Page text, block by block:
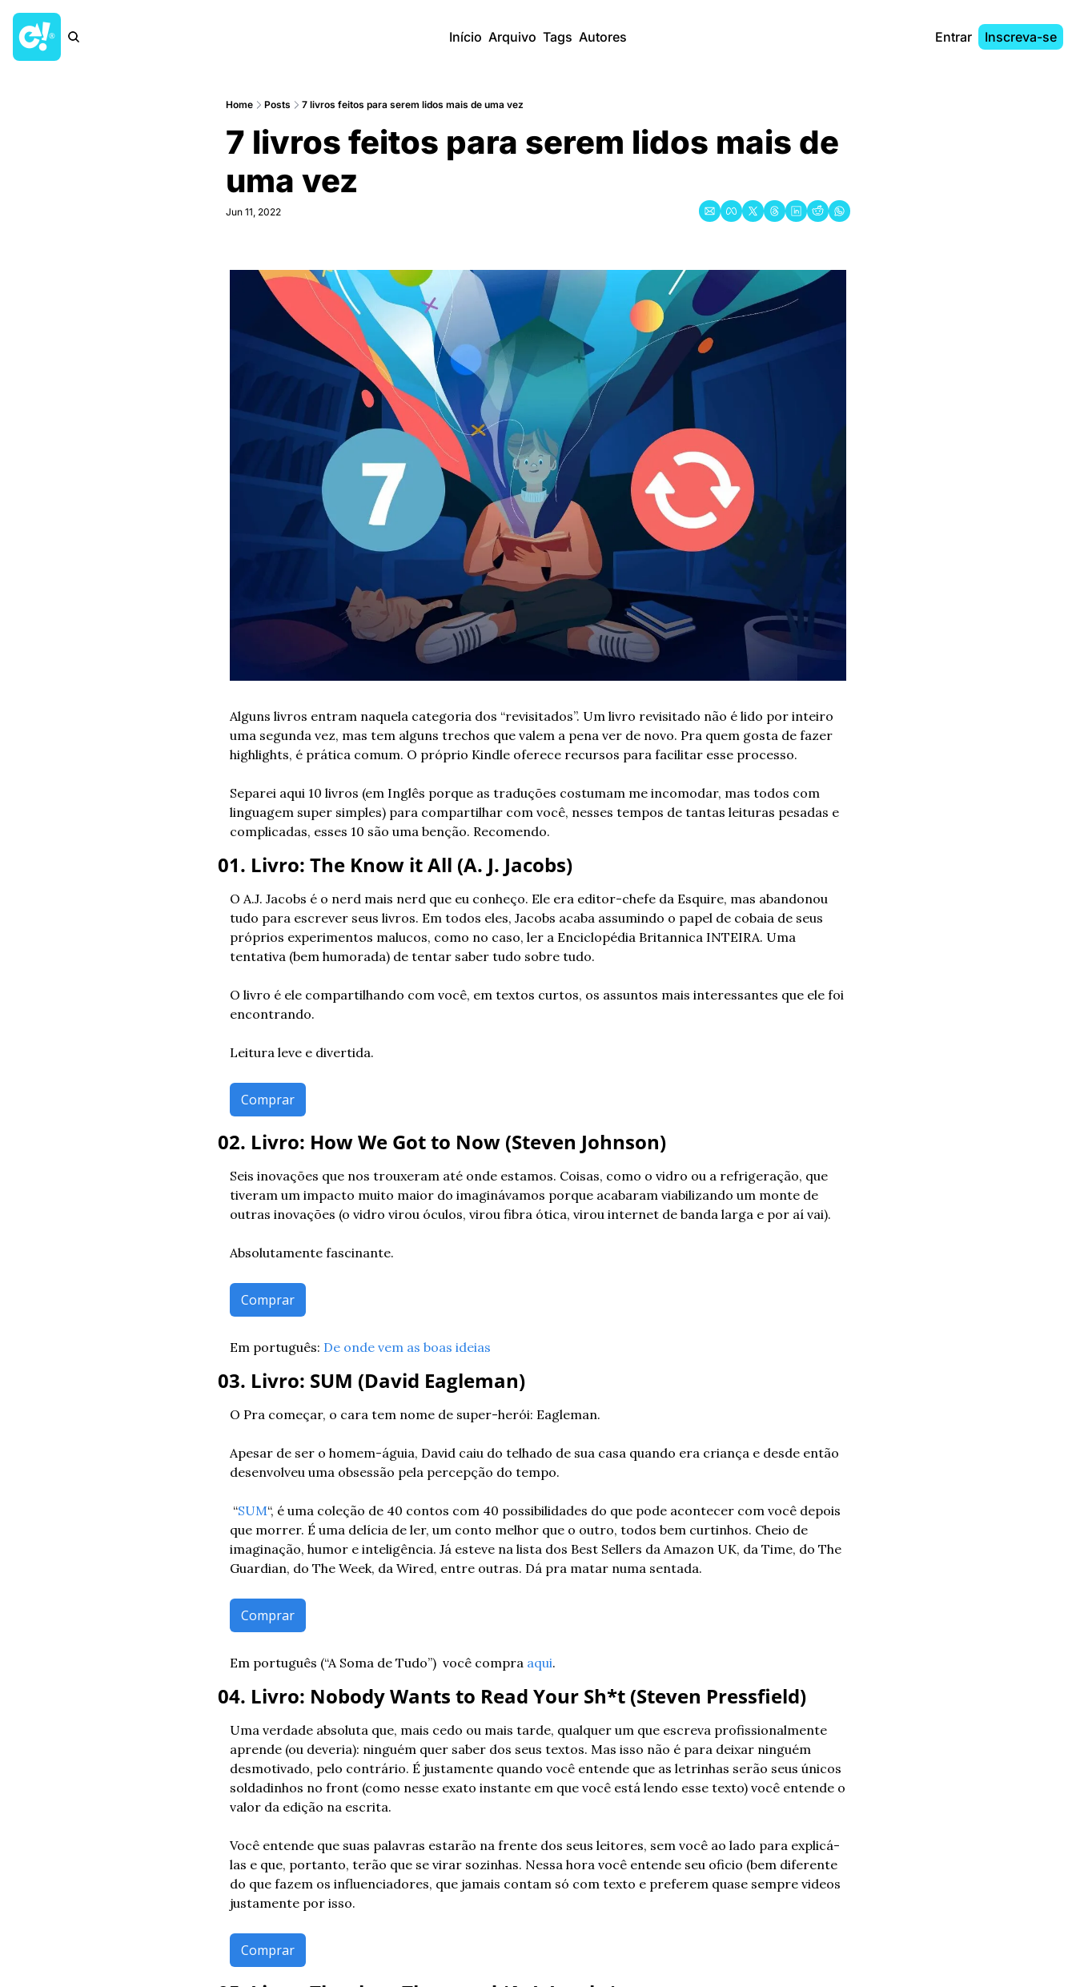
Início Arquivo Tags Autores Entrar Inscreva-se
Home Posts 7 livros feitos para serem lidos mais de uma vez
7 livros feitos para serem lidos mais de
uma vez
Jun 11, 2022
Alguns livros entram naquela categoria dos “revisitados”. Um livro revisitado não é lido por inteiro
uma segunda vez, mas tem alguns trechos que valem a pena ver de novo. Pra quem gosta de fazer
highlights, é prática comum. O próprio Kindle oferece recursos para facilitar esse processo.
Separei aqui 10 livros (em Inglês porque as traduções costumam me incomodar, mas todos com
linguagem super simples) para compartilhar com você, nesses tempos de tantas leituras pesadas e
complicadas, esses 10 são uma benção. Recomendo.
01. Livro: The Know it All (A. J. Jacobs)
O A.J. Jacobs é o nerd mais nerd que eu conheço. Ele era editor-chefe da Esquire, mas abandonou
tudo para escrever seus livros. Em todos eles, Jacobs acaba assumindo o papel de cobaia de seus
próprios experimentos malucos, como no caso, ler a Enciclopédia Britannica INTEIRA. Uma
tentativa (bem humorada) de tentar saber tudo sobre tudo.
O livro é ele compartilhando com você, em textos curtos, os assuntos mais interessantes que ele foi
encontrando.
Leitura leve e divertida.
Comprar
02. Livro: How We Got to Now (Steven Johnson)
Seis inovações que nos trouxeram até onde estamos. Coisas, como o vidro ou a refrigeração, que
tiveram um impacto muito maior do imaginávamos porque acabaram viabilizando um monte de
outras inovações (o vidro virou óculos, virou fibra ótica, virou internet de banda larga e por aí vai).
Absolutamente fascinante.
Comprar
Em português: De onde vem as boas ideias
03. Livro: SUM (David Eagleman)
O Pra começar, o cara tem nome de super-herói: Eagleman.
Apesar de ser o homem-águia, David caiu do telhado de sua casa quando era criança e desde então
desenvolveu uma obsessão pela percepção do tempo.
“SUM“, é uma coleção de 40 contos com 40 possibilidades do que pode acontecer com você depois
que morrer. É uma delícia de ler, um conto melhor que o outro, todos bem curtinhos. Cheio de
imaginação, humor e inteligência. Já esteve na lista dos Best Sellers da Amazon UK, da Time, do The
Guardian, do The Week, da Wired, entre outras. Dá pra matar numa sentada.
Comprar
Em português (“A Soma de Tudo”)  você compra aqui.
04. Livro: Nobody Wants to Read Your Sh*t (Steven Pressfield)
Uma verdade absoluta que, mais cedo ou mais tarde, qualquer um que escreva profissionalmente
aprende (ou deveria): ninguém quer saber dos seus textos. Mas isso não é para deixar ninguém
desmotivado, pelo contrário. É justamente quando você entende que as letrinhas serão seus únicos
soldadinhos no front (como nesse exato instante em que você está lendo esse texto) você entende o
valor da edição na escrita.
Você entende que suas palavras estarão na frente dos seus leitores, sem você ao lado para explicá-
las e que, portanto, terão que se virar sozinhas. Nessa hora você entende seu oficio (bem diferente
do que fazem os influenciadores, que jamais contam só com texto e preferem quase sempre videos
justamente por isso.
Comprar